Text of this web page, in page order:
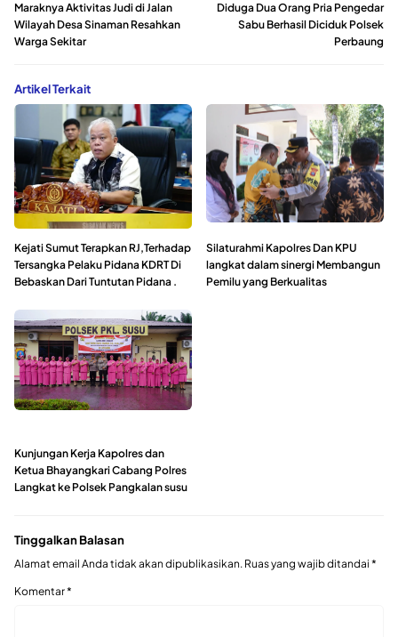
Maraknya Aktivitas Judi di Jalan
Wilayah Desa Sinaman Resahkan
Warga Sekitar
Diduga Dua Orang Pria Pengedar
Sabu Berhasil Diciduk Polsek
Perbaung
Artikel Terkait
Kejati Sumut Terapkan RJ,Terhadap
Tersangka Pelaku Pidana KDRT Di
Bebaskan Dari Tuntutan Pidana .
Silaturahmi Kapolres Dan KPU
langkat dalam sinergi Membangun
Pemilu yang Berkualitas
Kunjungan Kerja Kapolres dan
Ketua Bhayangkari Cabang Polres
Langkat ke Polsek Pangkalan susu
Tinggalkan Balasan
Alamat email Anda tidak akan dipublikasikan. Ruas yang wajib ditandai *
Komentar*